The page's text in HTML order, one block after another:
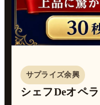
サプライズ余興
シェフDeオペラ